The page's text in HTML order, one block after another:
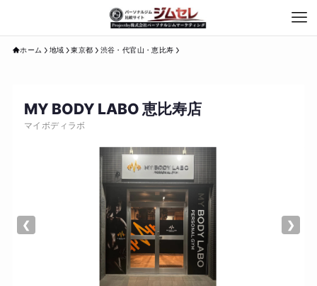
ホーム 地域 東京都 渋谷・代官山・恵比寿
MY BODY LABO 恵比寿店
マイボディラボ
❮ ❯